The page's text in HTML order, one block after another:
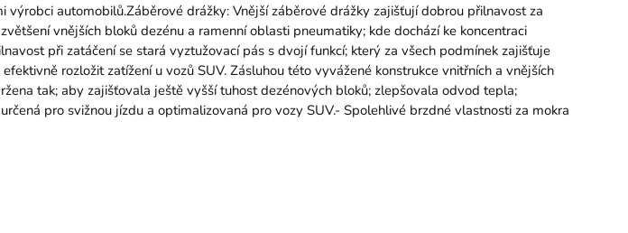
automobilů.Záběrové drážky: Vnější záběrové drážky zajišťují dobrou přilnavost za
vnějších bloků dezénu a ramenní oblasti pneumatiky; kde dochází ke koncentraci
při zatáčení se stará vyztužovací pás s dvojí funkcí; který za všech podmínek zajišťuje
rozložit zatížení u vozů SUV. Zásluhou této vyvážené konstrukce vnitřních a vnějších
tak; aby zajišťovala ještě vyšší tuhost dezénových bloků; zlepšovala odvod tepla;
pro svižnou jízdu a optimalizovaná pro vozy SUV.- Spolehlivé brzdné vlastnosti za mokra